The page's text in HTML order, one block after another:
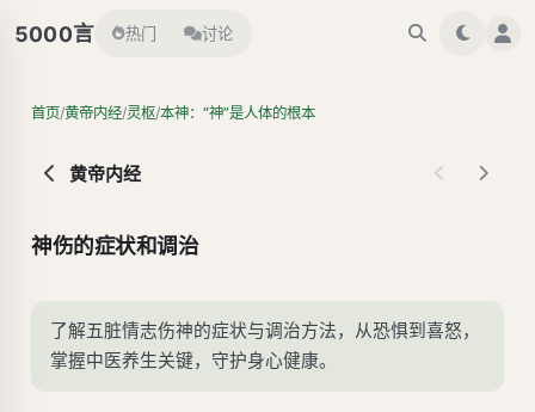
5000言 热门 讨论
首页/黄帝内经/灵枢/本神：“神”是人体的根本
黄帝内经
神伤的症状和调治
了解五脏情志伤神的症状与调治方法，从恐惧到喜怒，
掌握中医养生关键，守护身心健康。